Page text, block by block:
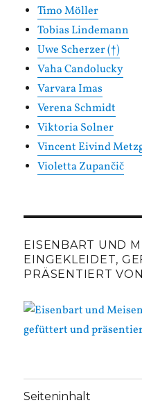
Timo Möller
Tobias Lindemann
Uwe Scherzer (†)
Vaha Candolucky
Varvara Imas
Verena Schmidt
Viktoria Solner
Vincent Eivind
Violetta Zupančič
EISENBART UND
EINGEKLEIDET,
PRÄSENTIERT VON
Seiteninhalt